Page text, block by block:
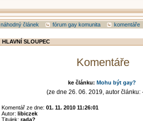
náhodný článek fórum gay komunita komentáře
HLAVNÍ SLOUPEC
Komentáře
ke článku: Mohu být gay?
(ze dne 26. 06. 2019, autor článku:
Komentář ze dne: 01. 11. 2010 11:26:01
Autor: libiczek
Titulek: rada?